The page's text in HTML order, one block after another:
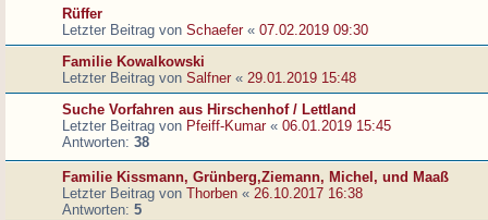
Rüffer
Letzter Beitrag von Schaefer« 07.02.2019 09:30
Familie Kowalkowski
Letzter Beitrag von Salfner « 29.01.2019 15:48
Suche Vorfahren aus Hirschenhof / Lettland
Letzter Beitrag von Pfeiff-Kumar« 06.01.2019 15:45
Antworten: 38
Familie Kissmann, Grünberg,Ziemann, Michel, und Maaß
Letzter Beitrag von Thorben « 26.10.2017 16:38
Antworten: 5